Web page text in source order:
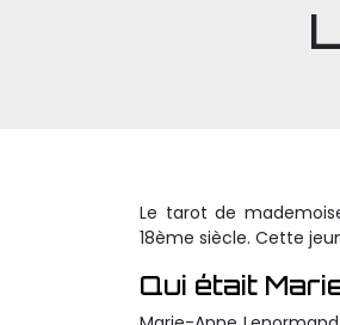
Le tarot de
18ème siècle. Cette
Qui était